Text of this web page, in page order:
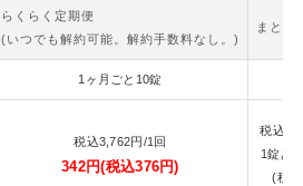
らくらく定期便
(いつでも解約可能。解約手数料なし。)
まとめ
1ヶ月ごと10錠
税込3,762円/1回
342円(税込376円)
税込
1錠あ
(税